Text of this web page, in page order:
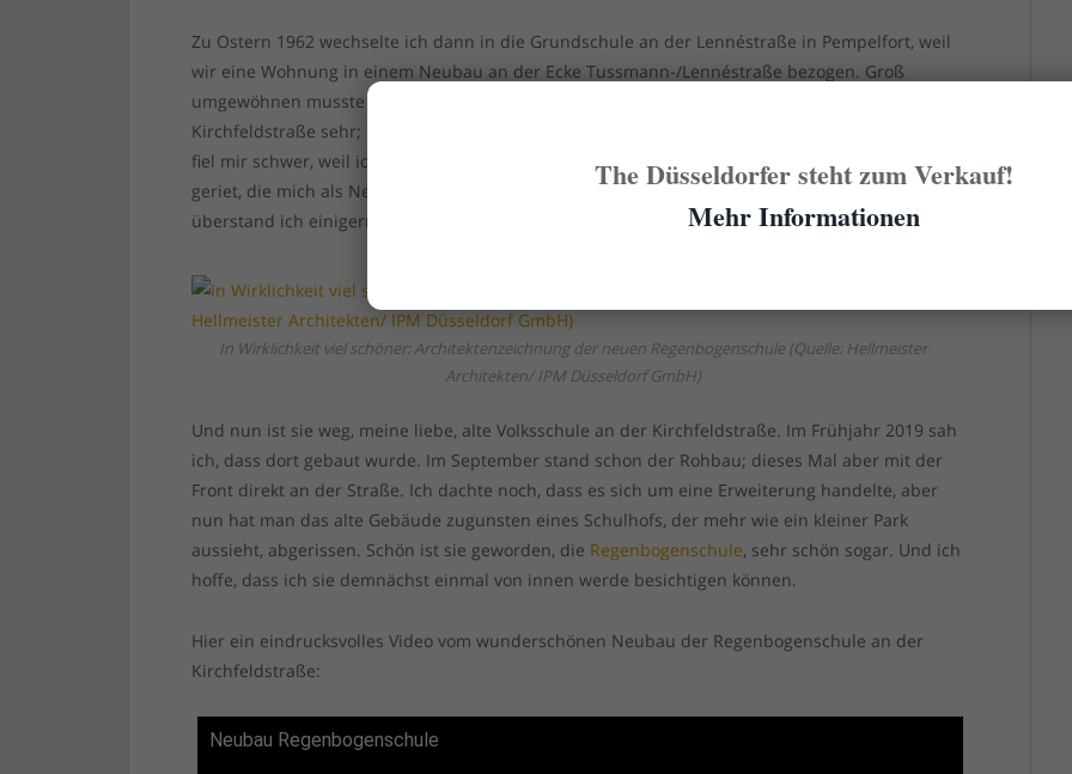
Zu Ostern 1962 wechselte ich dann in die Grundschule an der Lennéstraße in Pempelfort, weil
wir eine Wohnung in einem Neubau an der Ecke Tussmann-/Lennéstraße bezogen. Groß
umgewöhnen musste ich mich nicht, denn dieses Schulgebäude ähnelte dem auf der
Kirchfeldstraße sehr; klar, baute man damals doch die Schulen wie am Fließband. Der Wechsel
fiel mir schwer, weil ich in eine Klasse mit ein paar ausgesprochen hartgesottenen Schlägern
geriet, die mich als Neuling auf dem Kieker hatten. Aber das eine Jahr bei Frau Lehmann
überstand ich einigermaßen unbeschadet.
In Wirklichkeit viel schöner: Architektenzeichnung der neuen Regenbogenschule (Quelle: Hellmeister
Architekten/ IPM Düsseldorf GmbH)
Und nun ist sie weg, meine liebe, alte Volksschule an der Kirchfeldstraße. Im Frühjahr 2019 sah
ich, dass dort gebaut wurde. Im September stand schon der Rohbau; dieses Mal aber mit der
Front direkt an der Straße. Ich dachte noch, dass es sich um eine Erweiterung handelte, aber
nun hat man das alte Gebäude zugunsten eines Schulhofs, der mehr wie ein kleiner Park
aussieht, abgerissen. Schön ist sie geworden, die Regenbogenschule, sehr schön sogar. Und ich
hoffe, dass ich sie demnächst einmal von innen werde besichtigen können.
Hier ein eindrucksvolles Video vom wunderschönen Neubau der Regenbogenschule an der
Kirchfeldstraße:
Neubau Regenbogenschule
The Düsseldorfer steht zum Verkauf!
Mehr Informationen